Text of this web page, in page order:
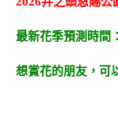
最新花季預測時間
想賞花的朋友，可